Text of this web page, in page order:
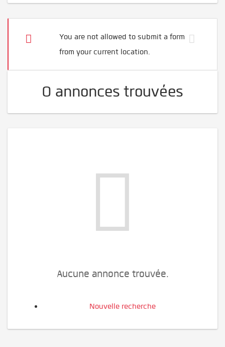
You are not allowed to submit a form
from your current location.
0 annonces trouvées
Aucune annonce trouvée.
Nouvelle recherche